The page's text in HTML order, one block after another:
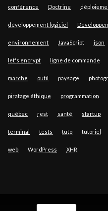
conférence Doctrine
développement logiciel
environnement JavaScript json
let's encrypt ligne de commande
marche outil paysage
piratage éthique programmation
québec rest santé startup
terminal tests tuto tutoriel
web WordPress XHR